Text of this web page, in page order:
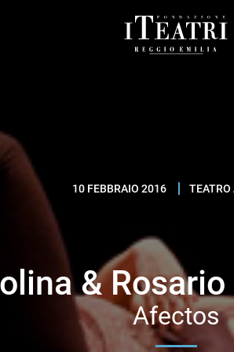
10 FEBBRAIO 2016 TEATRO
& Rosario
Afectos